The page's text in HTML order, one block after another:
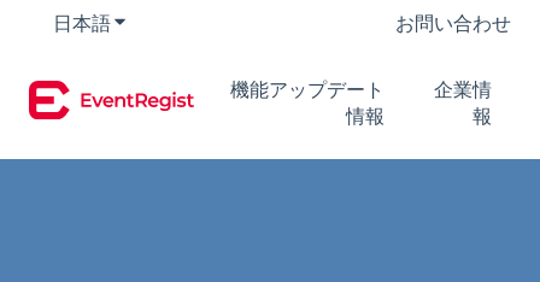
日本語翻訳のサブメニューを表示 お問い合わせ
機能アップデート
情報
企業情
報